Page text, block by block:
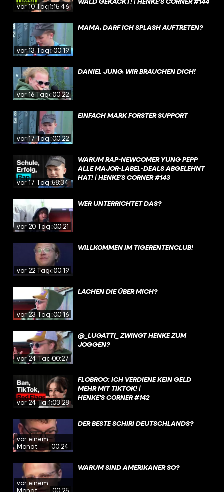
vor 10 Tagen1:15:46
vor 13 Tagen00:19
MAMA, DARF ICH SPLASH AUFTRETEN?
vor 16 Tagen00:22
DANIEL JUNG, WIR BRAUCHEN DICH!
vor 17 Tagen00:22
EINFACH MARK FORSTER SUPPORT
vor 17 Tagen58:34
WARUM RAP-NEWCOMER YUNG PEPP
ALLE MAJOR-LABEL-DEALS ABGELEHNT
HAT! | HENKE'S CORNER #143
vor 20 Tagen00:21
WER UNTERRICHTET DAS?
vor 22 Tagen00:19
WILLKOMMEN IM TIGERENTENCLUB!
vor 23 Tagen00:16
LACHEN DIE ÜBER MICH?
vor 24 Tagen00:27
@_LUGATTI_ ZWINGT HENKE ZUM
JOGGEN?
vor 24 Tagen1:03:28
FLOBROO: ICH VERDIENE KEIN GELD
MEHR MIT TIKTOK! |
HENKE'S CORNER #142
vor einem
Monat
00:24
DER BESTE SCHIRI DEUTSCHLANDS?
vor einem
Monat
00:25
WARUM SIND AMERIKANER SO?